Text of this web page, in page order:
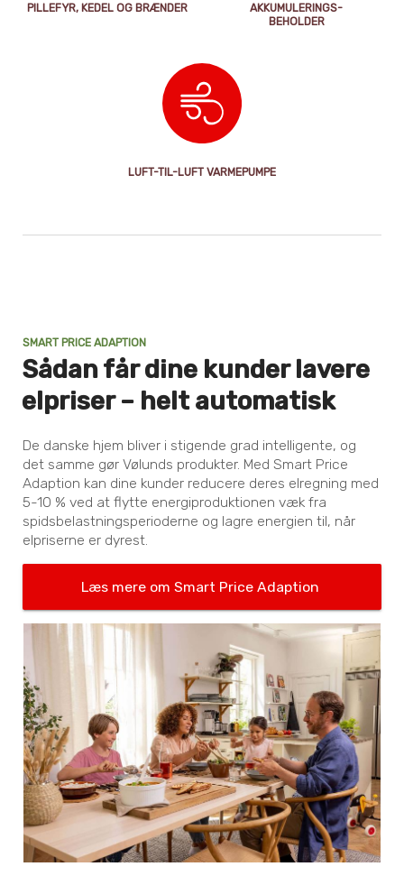
PILLEFYR, KEDEL OG BRÆNDER
AKKUMULERINGS-
BEHOLDER
LUFT-TIL-LUFT VARMEPUMPE
SMART PRICE ADAPTION
Sådan får dine kunder lavere
elpriser – helt automatisk
De danske hjem bliver i stigende grad intelligente, og
det samme gør Vølunds produkter. Med Smart Price
Adaption kan dine kunder reducere deres elregning med
5-10 % ved at flytte energiproduktionen væk fra
spidsbelastningsperioderne og lagre energien til, når
elpriserne er dyrest.
Læs mere om Smart Price Adaption